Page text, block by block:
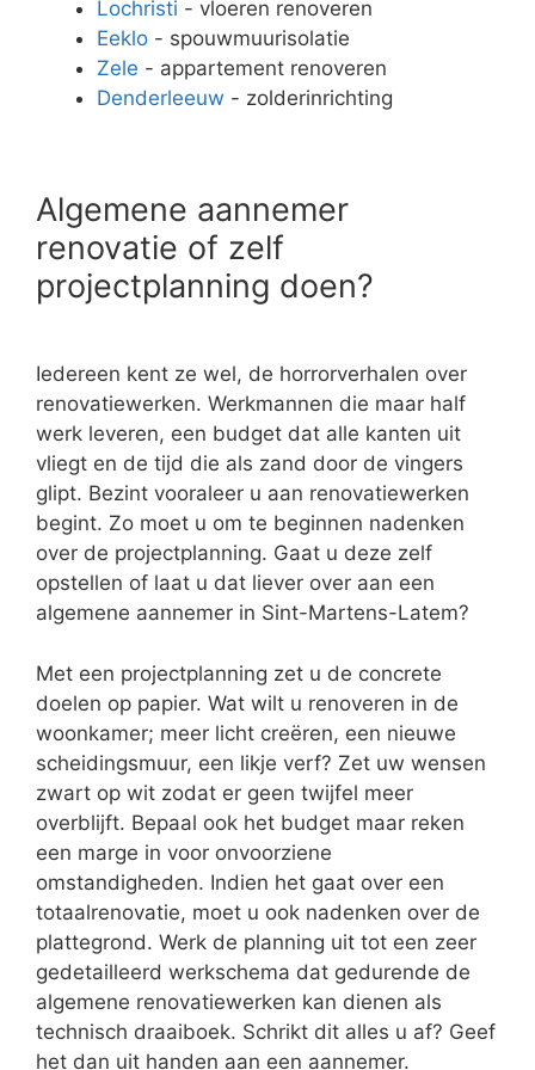
Lochristi - vloeren renoveren
Eeklo - spouwmuurisolatie
Zele - appartement renoveren
Denderleeuw - zolderinrichting
Algemene aannemer
renovatie of zelf
projectplanning doen?
Iedereen kent ze wel, de horrorverhalen over
renovatiewerken. Werkmannen die maar half
werk leveren, een budget dat alle kanten uit
vliegt en de tijd die als zand door de vingers
glipt. Bezint vooraleer u aan renovatiewerken
begint. Zo moet u om te beginnen nadenken
over de projectplanning. Gaat u deze zelf
opstellen of laat u dat liever over aan een
algemene aannemer in Sint-Martens-Latem?
Met een projectplanning zet u de concrete
doelen op papier. Wat wilt u renoveren in de
woonkamer; meer licht creëren, een nieuwe
scheidingsmuur, een likje verf? Zet uw wensen
zwart op wit zodat er geen twijfel meer
overblijft. Bepaal ook het budget maar reken
een marge in voor onvoorziene
omstandigheden. Indien het gaat over een
totaalrenovatie, moet u ook nadenken over de
plattegrond. Werk de planning uit tot een zeer
gedetailleerd werkschema dat gedurende de
algemene renovatiewerken kan dienen als
technisch draaiboek. Schrikt dit alles u af? Geef
het dan uit handen aan een aannemer.